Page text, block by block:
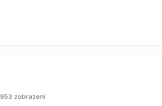
zobrazení